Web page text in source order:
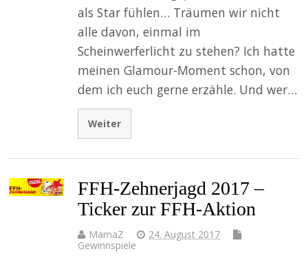
als Star fühlen… Träumen wir nicht
alle davon, einmal im
Scheinwerferlicht zu stehen? Ich hatte
meinen Glamour-Moment schon, von
dem ich euch gerne erzähle. Und wer…
Weiter
FFH-Zehnerjagd 2017 –
Ticker zur FFH-Aktion
MamaZ
24. August 2017
Gewinnspiele